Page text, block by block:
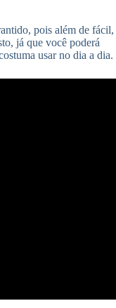
pois além de fácil,
já que você poderá
usar no dia a dia.